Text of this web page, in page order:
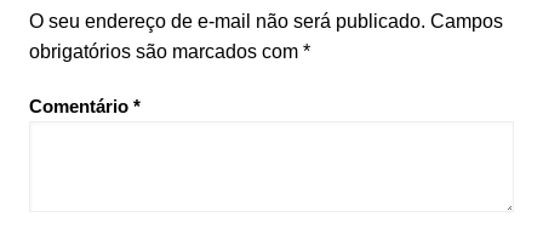
O seu endereço de e-mail não será publicado. Campos
obrigatórios são marcados com *
Comentário *